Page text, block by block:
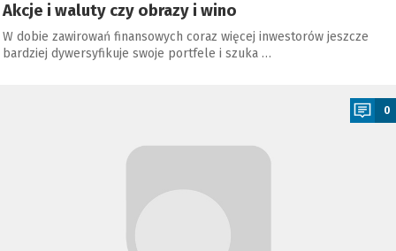
Akcje i waluty czy obrazy i wino
W dobie zawirowań finansowych coraz więcej inwestorów jeszcze
bardziej dywersyfikuje swoje portfele i szuka …
0